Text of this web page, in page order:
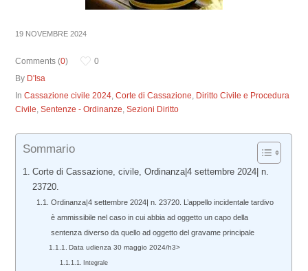
19 NOVEMBRE 2024
Comments (0)
0
By D'Isa
InCassazione civile 2024,Corte di Cassazione, Diritto Civile e Procedura
Civile,Sentenze - Ordinanze,Sezioni Diritto
Sommario
Corte di Cassazione, civile, Ordinanza|4 settembre 2024| n.
23720.
Ordinanza|4 settembre 2024| n. 23720. L’appello incidentale tardivo
è ammissibile nel caso in cui abbia ad oggetto un capo della
sentenza diverso da quello ad oggetto del gravame principale
Data udienza 30 maggio 2024/h3>
Integrale